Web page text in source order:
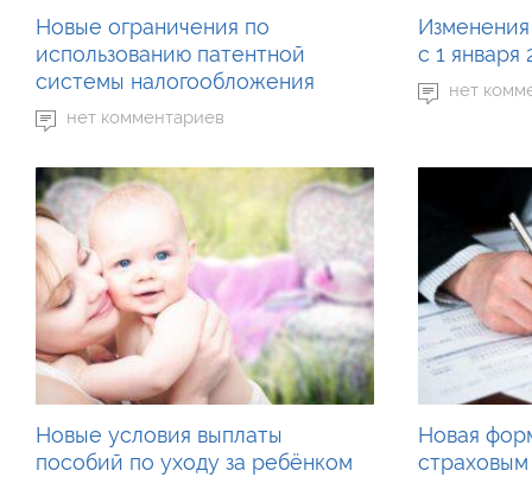
Новые ограничения по
использованию патентной
системы налогообложения
нет комментариев
с 1 января
нет
Новые условия выплаты
пособий по уходу за ребёнком
Новая
страховым